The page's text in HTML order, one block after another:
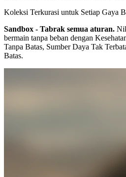
Koleksi Terkurasi untuk Setiap Gaya
Sandbox - Tabrak semua aturan.
bermain tanpa beban dengan
Tanpa Batas, Sumber Daya Tak
Batas.